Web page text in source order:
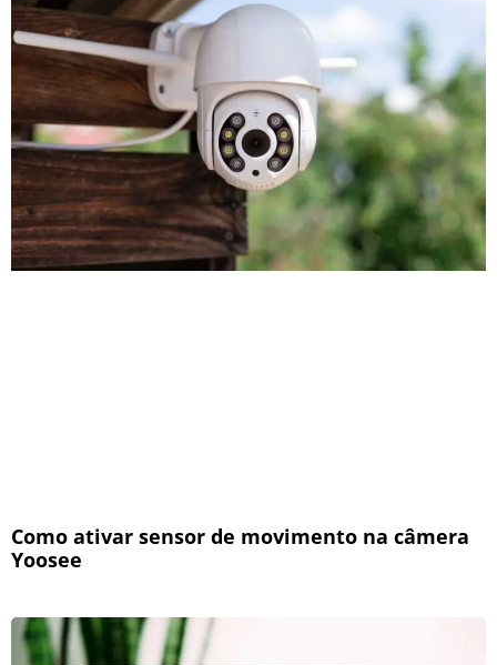
Como ativar sensor de movimento na câmera
Yoosee